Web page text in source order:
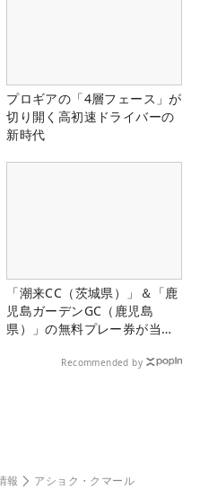
プロギアの「4層フェース」が
切り開く高初速ドライバーの
新時代
「潮来CC（茨城県）」＆「鹿
児島ガーデンGC（鹿児島
県）」の無料プレー券が当た
Recommended by
報 アショク・クマール